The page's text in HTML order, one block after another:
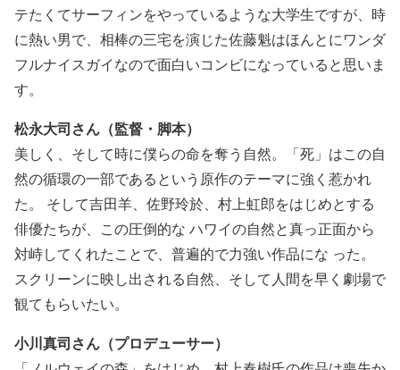
テたくてサーフィンをやっているような大学生ですが、時
に熱い男で、相棒の三宅を演じた佐藤魁はほんとにワンダ
フルナイスガイなので面白いコンビになっていると思いま
す。
松永大司さん（監督・脚本）
美しく、そして時に僕らの命を奪う自然。「死」はこの自
然の循環の一部であるという原作のテーマに強く惹かれ
た。 そして吉田羊、佐野玲於、村上虹郎をはじめとする
俳優たちが、この圧倒的な ハワイの自然と真っ正面から
対峙してくれたことで、普遍的で力強い作品にな った。
スクリーンに映し出される自然、そして人間を早く劇場で
観てもらいたい。
小川真司さん（プロデューサー）